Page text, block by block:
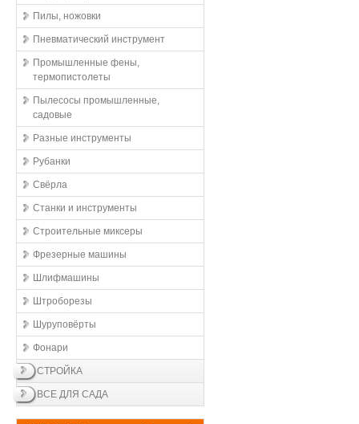
Пилы, ножовки
Пневматический инструмент
Промышленные фены,
термопистолеты
Пылесосы промышленные,
садовые
Разные инструменты
Рубанки
Свёрла
Станки и инструменты
Строительные миксеры
Фрезерные машины
Шлифмашины
Штроборезы
Шуруповёрты
Фонари
СТРОЙКА
ВСЕ ДЛЯ САДА